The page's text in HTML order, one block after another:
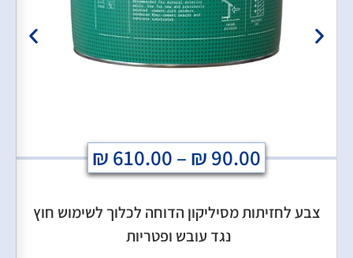
₪90.00
–
₪610.00
צבע לחזיתות מסיליקון הדוחה לכלוך לשימוש חוץ
נגד עובש ופטריות